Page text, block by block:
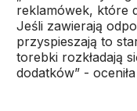
reklamówek, które
Jeśli zawierają
przyspieszają to
torebki rozkładają
dodatków” -